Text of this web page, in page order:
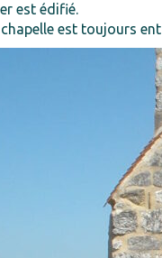
est édifié.
est toujours